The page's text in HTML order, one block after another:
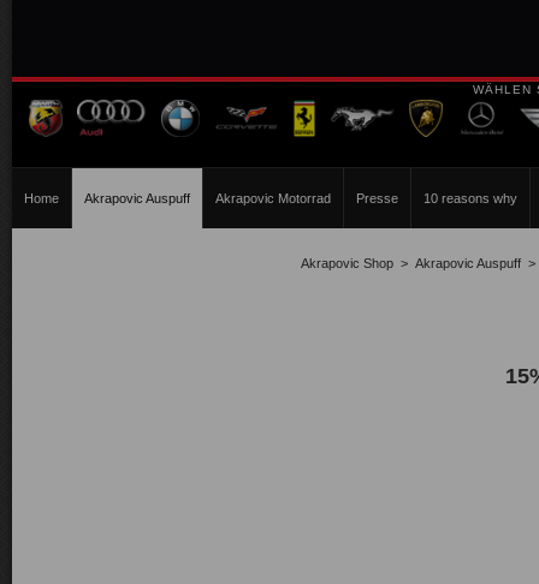
WÄHLEN
Home Akrapovic Auspuff Akrapovic Motorrad Presse 10 reasons why
Akrapovic Shop > Akrapovic Auspuff